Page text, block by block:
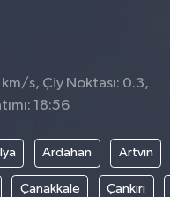
km/s, Çiy Noktası: 0.3,
18:56
Ardahan Artvin
Çanakkale Çankırı